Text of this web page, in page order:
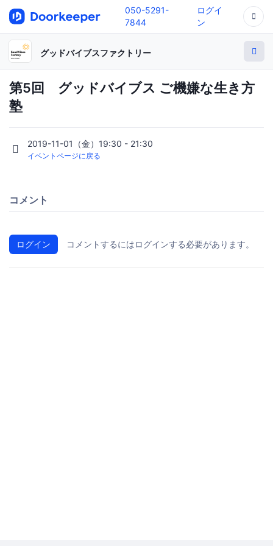
050-5291-
7844
ログイ
ン
グッドバイブスファクトリー
第5回 グッドバイブス ご機嫌な生き方
塾
2019-11-01（金）19:30 - 21:30
イベントページに戻る
コメント
ログイン コメントするにはログインする必要があります。